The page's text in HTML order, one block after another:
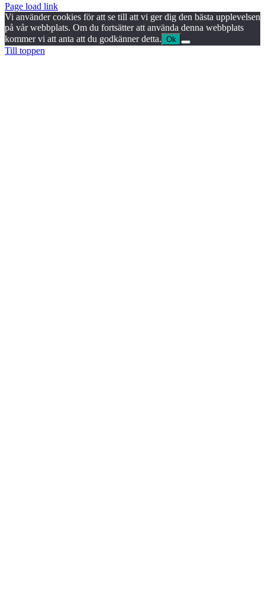
Page load link
Vi använder cookies för att se till att vi ger dig den bästa upplevelsen
på vår webbplats. Om du fortsätter att använda denna webbplats
kommer vi att anta att du godkänner detta. Ok
Till toppen